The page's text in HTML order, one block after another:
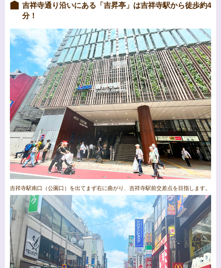
吉祥寺通り沿いにある「吉昇亭」は吉祥寺駅から徒歩約4
分！
吉祥寺駅南口（公園口）を出てまず右に曲がり、吉祥寺駅前交差点を目指します。